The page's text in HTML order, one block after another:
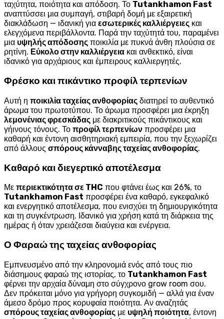
ταχύτητα, ποιότητα και απόδοση. Το Tutankhamon Fast
αναπτύσσει μια συμπαγή, στιβαρή δομή με εξαιρετική
διακλάδωση — ιδανική για εσωτερικές καλλιέργειες και
ελεγχόμενα περιβάλλοντα. Παρά την ταχύτητά του, παραμένει
μια υψηλής απόδοσης ποικιλία με πυκνά άνθη πλούσια σε
ρητίνη. Εύκολο στην καλλιέργεια και ανθεκτικό, είναι
ιδανικό για αρχάριους και έμπειρους καλλιεργητές.
Φρέσκο και πικάντικο προφίλ τερπενίων
Αυτή η ποικιλία ταχείας ανθοφορίας διατηρεί το αυθεντικό
άρωμα του πρωτοτύπου. Το άρωμα προσφέρει μια έκρηξη
λεμονένιας φρεσκάδας με διακριτικούς πικάντικους και
γήινους τόνους. Το προφίλ τερπενίων προσφέρει μια
καθαρή και έντονη αισθητηριακή εμπειρία, που την ξεχωρίζει
από άλλους σπόρους κάνναβης ταχείας ανθοφορίας.
Καθαρό και διεγερτικό αποτέλεσμα
Με περιεκτικότητα σε THC που φτάνει έως και 26%, το
Tutankhamon Fast προσφέρει ένα καθαρό, εγκεφαλικό
και ενεργητικό αποτέλεσμα, που ενισχύει τη δημιουργικότητα
και τη συγκέντρωση. Ιδανικό για χρήση κατά τη διάρκεια της
ημέρας ή όταν χρειάζεσαι διαύγεια και ενέργεια.
Ο Φαραώ της ταχείας ανθοφορίας
Εμπνευσμένο από την κληρονομιά ενός από τους πιο
διάσημους φαραώ της ιστορίας, το Tutankhamon Fast
φέρνει την αρχαία δύναμη στο σύγχρονο grow room σου.
Δεν πρόκειται μόνο για γρήγορη συγκομιδή — αλλά για έναν
άμεσο δρόμο προς κορυφαία ποιότητα. Αν αναζητάς
σπόρους ταχείας ανθοφορίας με υψηλή ποιότητα, έντονη